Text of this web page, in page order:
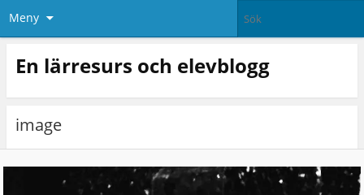
Meny
En lärresurs och elevblogg
image